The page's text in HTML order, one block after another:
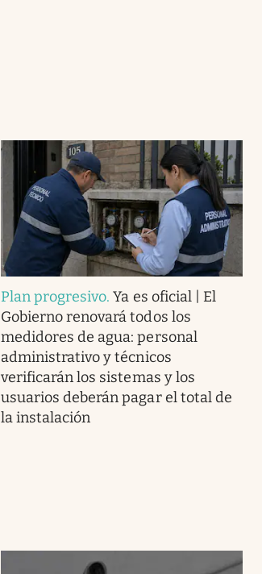
Plan progresivo.Ya es oficial | El
Gobierno renovará todos los
medidores de agua: personal
administrativo y técnicos
verificarán los sistemas y los
usuarios deberán pagar el total de
la instalación